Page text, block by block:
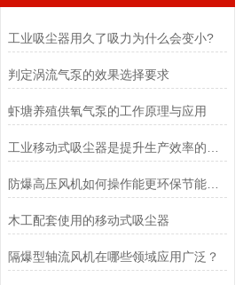
工业吸尘器用久了吸力为什么会变小?
判定涡流气泵的效果选择要求
虾塘养殖供氧气泵的工作原理与应用
防爆高压风机如何操作能更环保节能呢？
木工配套使用的移动式吸尘器
隔爆型轴流风机在哪些领域应用广泛？